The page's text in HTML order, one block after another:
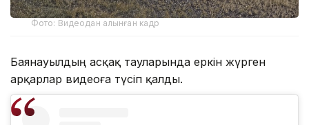
Фото: Видеодан алынған кадр
Баянауылдың асқақ тауларында еркін жүрген
арқарлар видеоға түсіп қалды.